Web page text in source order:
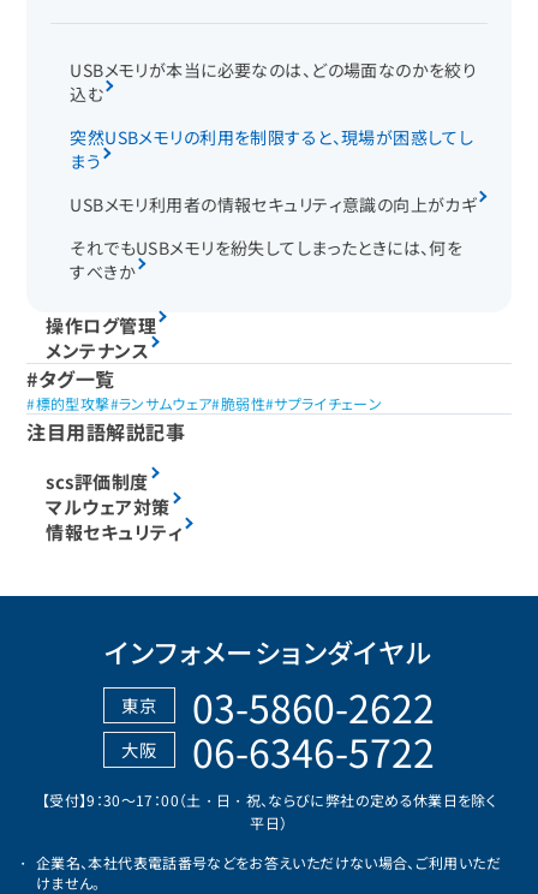
USBメモリが本当に必要なのは、どの場面なのかを絞り
込む
突然USBメモリの利用を制限すると、現場が困惑してし
まう
USBメモリ利用者の情報セキュリティ意識の向上がカギ
それでもUSBメモリを紛失してしまったときには、何を
すべきか
操作ログ管理
メンテナンス
タグ一覧
標的型攻撃 ランサムウェア 脆弱性 サプライチェーン
注目用語解説記事
scs評価制度
マルウェア対策
情報セキュリティ
インフォメーションダイヤル
東京 03-5860-2622
大阪 06-6346-5722
【受付】9：30～17：00（土・日・祝、ならびに弊社の定める休業日を除く
平日）
企業名、本社代表電話番号などをお答えいただけない場合、ご利用いただ
けません。